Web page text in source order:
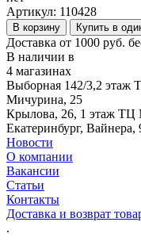
Артикул: 110428
В корзину Купить в
Доставка от 1000 руб.
В наличии в
4 магазинах
Выборная 142/3,2 этаж
Мичурина, 25
Крылова, 26, 1 этаж ТЦ
Екатеринбург,
Новости
О компании
Вакансии
Статьи
Контакты
Доставка и возврат
.